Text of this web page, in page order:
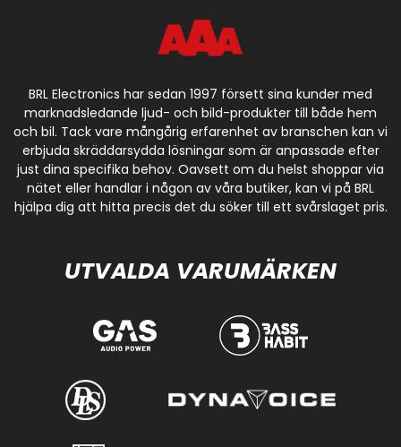
BRL Electronics har sedan 1997 försett sina kunder med
marknadsledande ljud- och bild-produkter till både hem
och bil. Tack vare mångårig erfarenhet av branschen kan vi
erbjuda skräddarsydda lösningar som är anpassade efter
just dina specifika behov. Oavsett om du helst shoppar via
nätet eller handlar i någon av våra butiker, kan vi på BRL
hjälpa dig att hitta precis det du söker till ett svårslaget pris.
UTVALDA VARUMÄRKEN